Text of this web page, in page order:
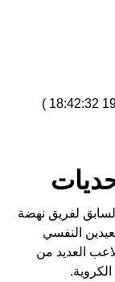
)
لفريق نهضة
النفسي
العديد من